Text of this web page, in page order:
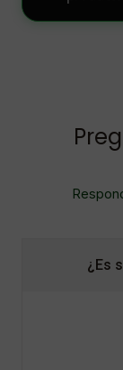
¿Es